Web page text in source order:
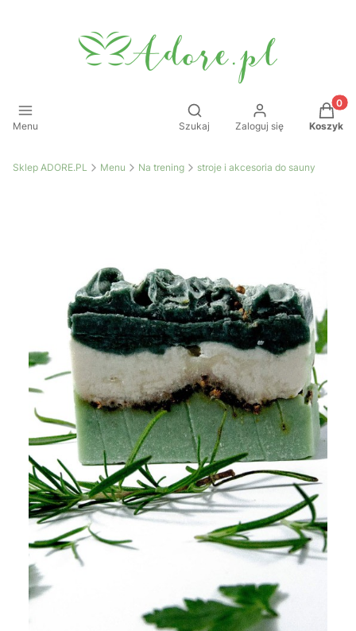
Menu
Otwórz wyszukiwarkę
Szukaj Zaloguj się Koszyk
Sklep ADORE.PL Menu Na trening stroje i akcesoria do sauny